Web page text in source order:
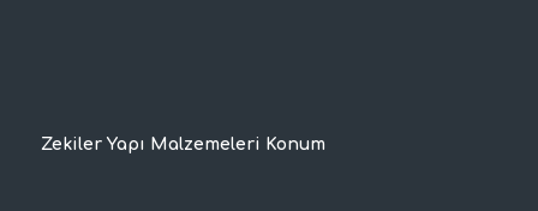
Zekiler Yapı Malzemeleri Konum